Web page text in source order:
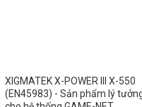
XIGMATEK X-POWER III X-550
(EN45983) - Sản phẩm lý